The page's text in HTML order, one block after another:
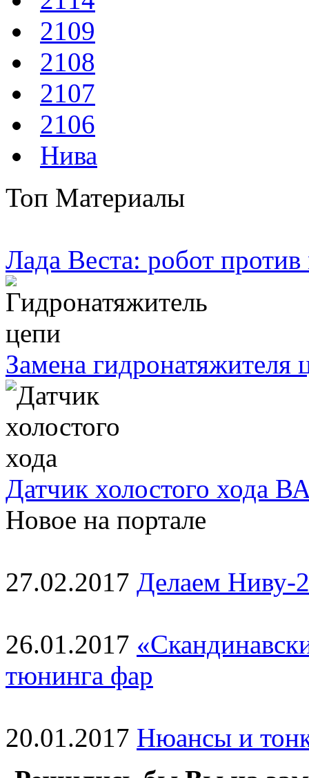
2109
2108
2107
2106
Нива
Топ Материалы
Лада Веста: робот
Замена
Датчик холостого хода
Новое на портале
27.02.2017 Делаем Ниву-
26.01.2017
тюнинга фар
20.01.2017 Нюансы и